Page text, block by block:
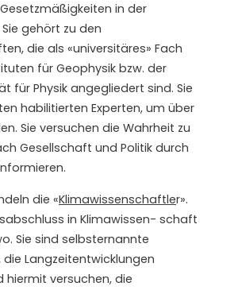
in der
gehört zu den
die als «universitäres» Fach
für Geophysik bzw. der
für Physik angegliedert sind. Sie
habilitierten Experten, um über
Sie versuchen die Wahrheit zu
Gesellschaft und Politik durch
die «Klimawissenschaftler».
in Klimawissen- schaft
Sie sind selbsternannte
Langzeitentwicklungen
versuchen, die